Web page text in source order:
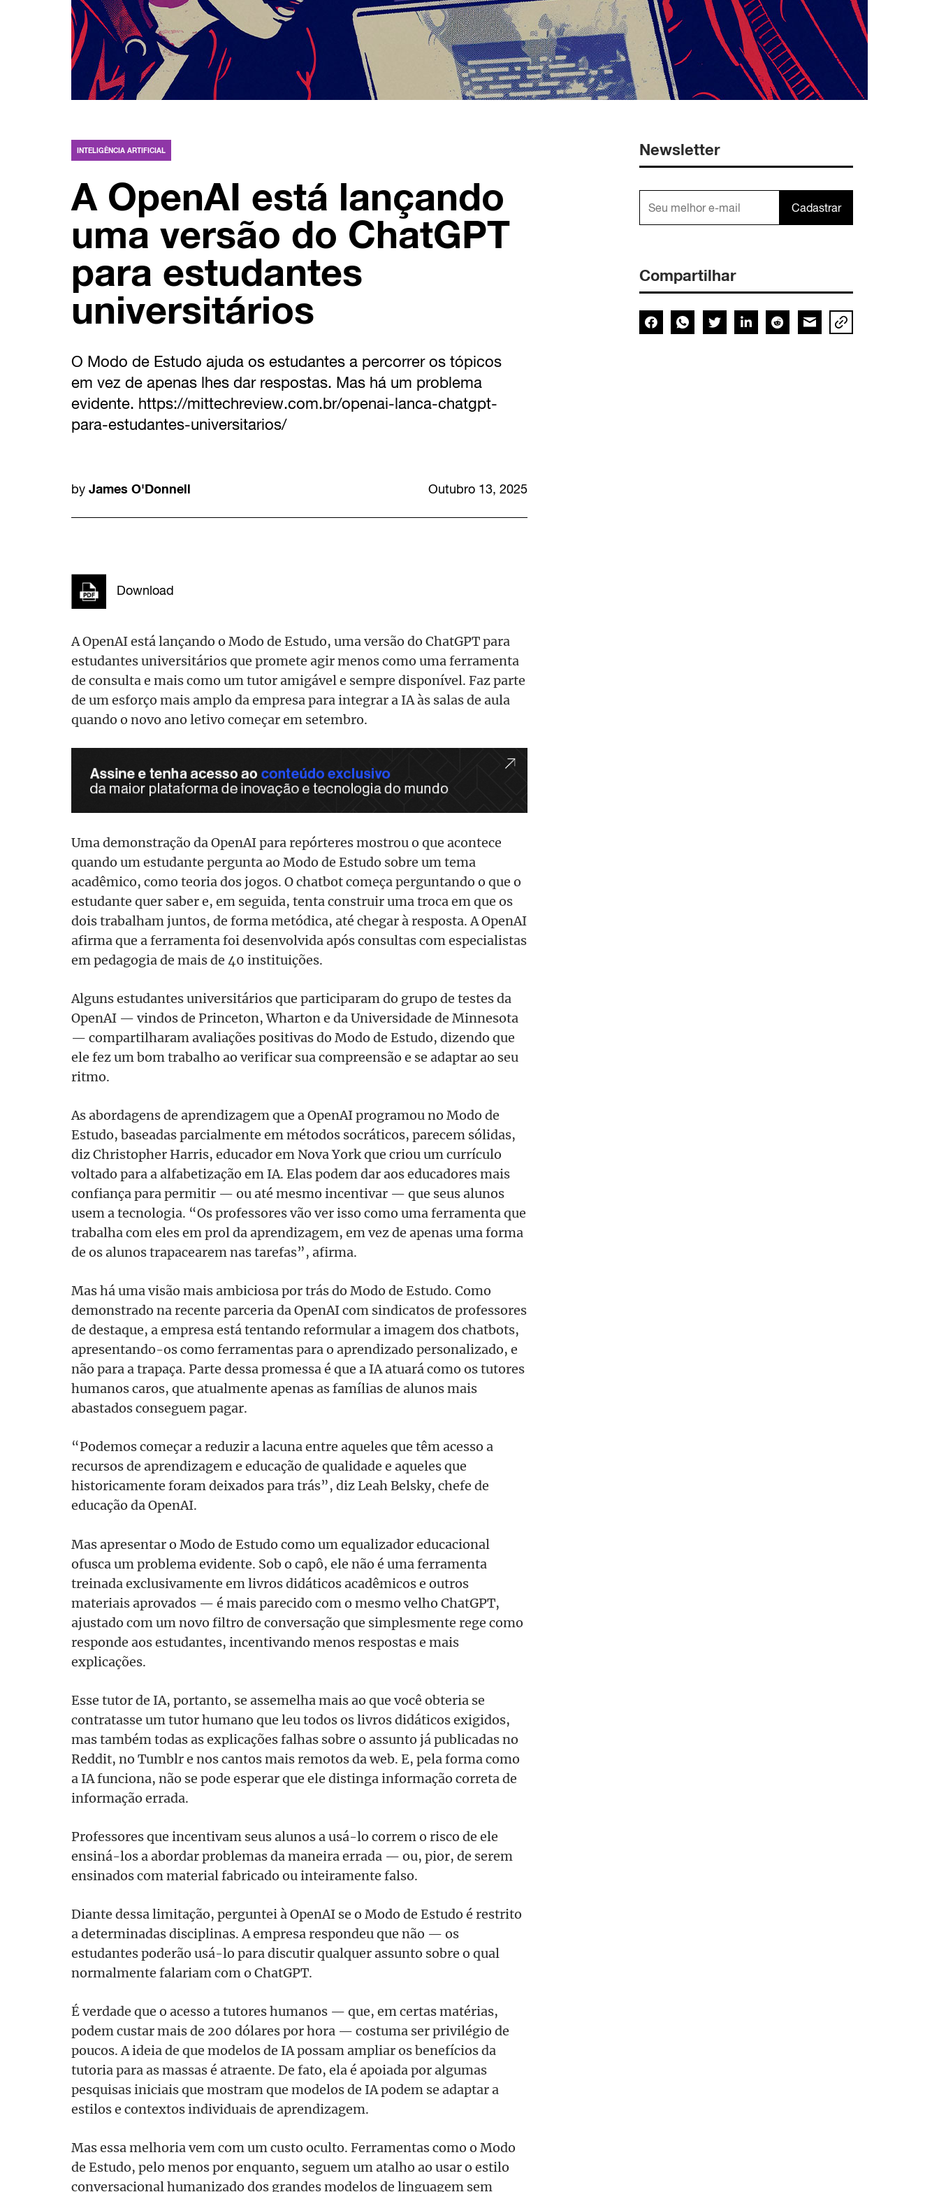
INTELIGÊNCIA ARTIFICIAL
A OpenAI está lançando
uma versão do ChatGPT
para estudantes
universitários
O Modo de Estudo ajuda os estudantes a percorrer os tópicos
em vez de apenas lhes dar respostas. Mas há um problema
evidente. https://mittechreview.com.br/openai-lanca-chatgpt-
para-estudantes-universitarios/
by James O'Donnell Outubro 13, 2025
Download
A OpenAI está lançando o Modo de Estudo, uma versão do ChatGPT para
estudantes universitários que promete agir menos como uma ferramenta
de consulta e mais como um tutor amigável e sempre disponível. Faz parte
de um esforço mais amplo da empresa para integrar a IA às salas de aula
quando o novo ano letivo começar em setembro.
Uma demonstração da OpenAI para repórteres mostrou o que acontece
quando um estudante pergunta ao Modo de Estudo sobre um tema
acadêmico, como teoria dos jogos. O chatbot começa perguntando o que o
estudante quer saber e, em seguida, tenta construir uma troca em que os
dois trabalham juntos, de forma metódica, até chegar à resposta. A OpenAI
afirma que a ferramenta foi desenvolvida após consultas com especialistas
em pedagogia de mais de 40 instituições.
Alguns estudantes universitários que participaram do grupo de testes da
OpenAI — vindos de Princeton, Wharton e da Universidade de Minnesota
— compartilharam avaliações positivas do Modo de Estudo, dizendo que
ele fez um bom trabalho ao verificar sua compreensão e se adaptar ao seu
ritmo.
As abordagens de aprendizagem que a OpenAI programou no Modo de
Estudo, baseadas parcialmente em métodos socráticos, parecem sólidas,
diz Christopher Harris, educador em Nova York que criou um currículo
voltado para a alfabetização em IA. Elas podem dar aos educadores mais
confiança para permitir — ou até mesmo incentivar — que seus alunos
usem a tecnologia. “Os professores vão ver isso como uma ferramenta que
trabalha com eles em prol da aprendizagem, em vez de apenas uma forma
de os alunos trapacearem nas tarefas”, afirma.
Mas há uma visão mais ambiciosa por trás do Modo de Estudo. Como
demonstrado na recente parceria da OpenAI com sindicatos de professores
de destaque, a empresa está tentando reformular a imagem dos chatbots,
apresentando-os como ferramentas para o aprendizado personalizado, e
não para a trapaça. Parte dessa promessa é que a IA atuará como os tutores
humanos caros, que atualmente apenas as famílias de alunos mais
abastados conseguem pagar.
“Podemos começar a reduzir a lacuna entre aqueles que têm acesso a
recursos de aprendizagem e educação de qualidade e aqueles que
historicamente foram deixados para trás”, diz Leah Belsky, chefe de
educação da OpenAI.
Mas apresentar o Modo de Estudo como um equalizador educacional
ofusca um problema evidente. Sob o capô, ele não é uma ferramenta
treinada exclusivamente em livros didáticos acadêmicos e outros
materiais aprovados — é mais parecido com o mesmo velho ChatGPT,
ajustado com um novo filtro de conversação que simplesmente rege como
responde aos estudantes, incentivando menos respostas e mais
explicações.
Esse tutor de IA, portanto, se assemelha mais ao que você obteria se
contratasse um tutor humano que leu todos os livros didáticos exigidos,
mas também todas as explicações falhas sobre o assunto já publicadas no
Reddit, no Tumblr e nos cantos mais remotos da web. E, pela forma como
a IA funciona, não se pode esperar que ele distinga informação correta de
informação errada.
Professores que incentivam seus alunos a usá-lo correm o risco de ele
ensiná-los a abordar problemas da maneira errada — ou, pior, de serem
ensinados com material fabricado ou inteiramente falso.
Diante dessa limitação, perguntei à OpenAI se o Modo de Estudo é restrito
a determinadas disciplinas. A empresa respondeu que não — os
estudantes poderão usá-lo para discutir qualquer assunto sobre o qual
normalmente falariam com o ChatGPT.
É verdade que o acesso a tutores humanos — que, em certas matérias,
podem custar mais de 200 dólares por hora — costuma ser privilégio de
poucos. A ideia de que modelos de IA possam ampliar os benefícios da
tutoria para as massas é atraente. De fato, ela é apoiada por algumas
pesquisas iniciais que mostram que modelos de IA podem se adaptar a
estilos e contextos individuais de aprendizagem.
Mas essa melhoria vem com um custo oculto. Ferramentas como o Modo
de Estudo, pelo menos por enquanto, seguem um atalho ao usar o estilo
conversacional humanizado dos grandes modelos de linguagem sem
Newsletter
Cadastrar
Compartilhar